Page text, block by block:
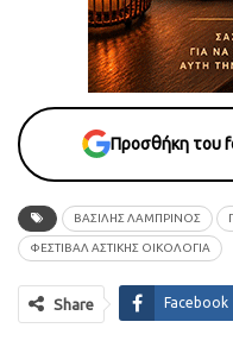
Προσθήκη του
ΒΑΣΙΛΗΣ ΛΑΜΠΡΙΝΟΣ
ΦΕΣΤΙΒΑΛ ΑΣΤΙΚΗΣ ΟΙΚΟΛΟΓΙΑ
Share Facebook